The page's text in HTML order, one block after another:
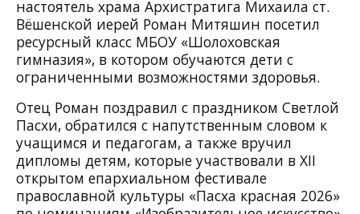
настоятель храма Архистратига Михаила ст.
Вёшенской иерей Роман Митяшин посетил
ресурсный класс МБОУ «Шолоховская
гимназия», в котором обучаются дети с
ограниченными возможностями здоровья.
Отец Роман поздравил с праздником Светлой
Пасхи, обратился с напутственным словом к
учащимся и педагогам, а также вручил
дипломы детям, которые участвовали в XII
открытом епархиальном фестивале
православной культуры «Пасха красная 2026»